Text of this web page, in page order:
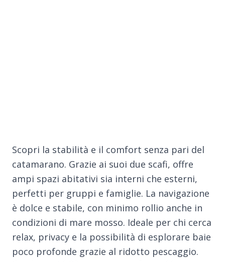
Scopri la stabilità e il comfort senza pari del
catamarano. Grazie ai suoi due scafi, offre
ampi spazi abitativi sia interni che esterni,
perfetti per gruppi e famiglie. La navigazione
è dolce e stabile, con minimo rollio anche in
condizioni di mare mosso. Ideale per chi cerca
relax, privacy e la possibilità di esplorare baie
poco profonde grazie al ridotto pescaggio.